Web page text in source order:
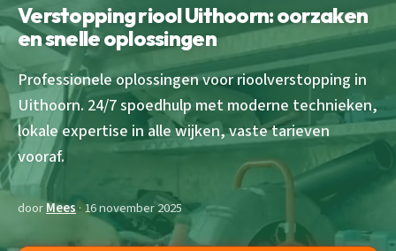
Verstopping riool Uithoorn: oorzaken
en snelle oplossingen
Professionele oplossingen voor rioolverstopping in
Uithoorn. 24/7 spoedhulp met moderne technieken,
lokale expertise in alle wijken, vaste tarieven
vooraf.
doorMees· 16 november 2025